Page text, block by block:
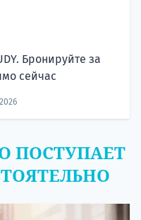
Бронируйте за
сейчас
ПОСТУПАЕТ